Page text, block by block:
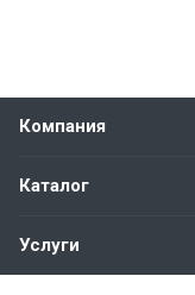
Компания
Каталог
Услуги